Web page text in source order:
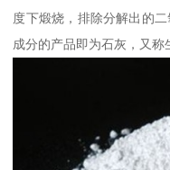
度下煅烧，排除分解出的
成分的产品即为石灰，又称